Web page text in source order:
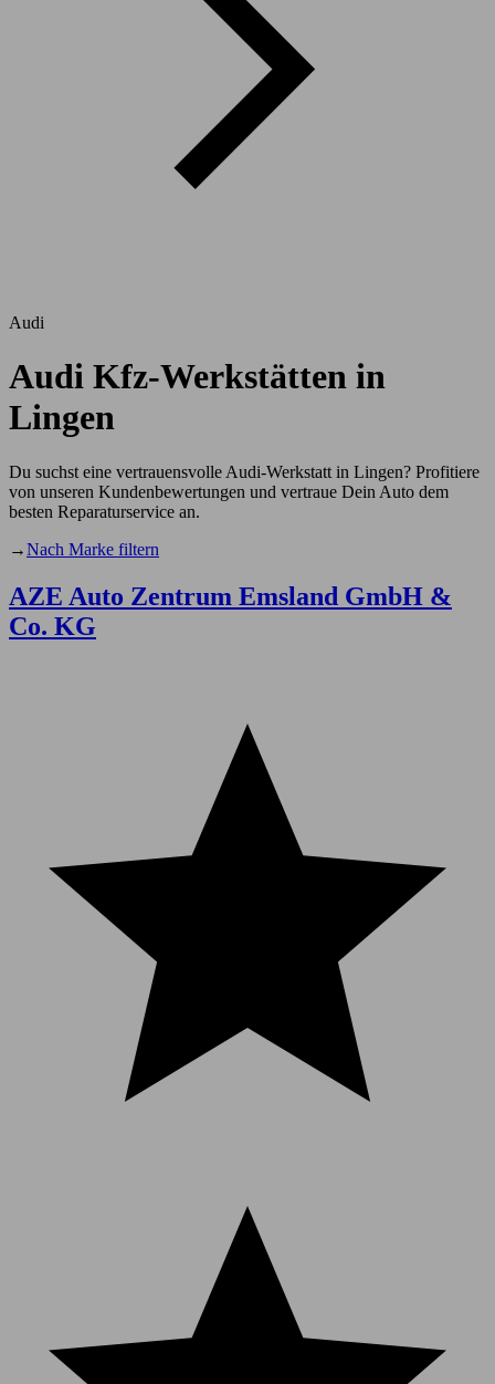
Audi
Audi Kfz-Werkstätten in
Lingen
Du suchst eine vertrauensvolle Audi-Werkstatt in Lingen? Profitiere
von unseren Kundenbewertungen und vertraue Dein Auto dem
besten Reparaturservice an.
→Nach Marke filtern
AZE Auto Zentrum Emsland GmbH &
Co. KG